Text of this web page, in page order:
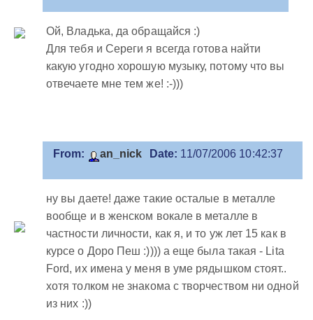
Ой, Владька, да обращайся :)
Для тебя и Сереги я всегда готова найти
какую угодно хорошую музыку, потому что вы
отвечаете мне тем же! :-)))
From: an_nick Date: 11/07/2006 10:42:37
ну вы даете! даже такие осталые в металле
вообще и в женском вокале в металле в
частности личности, как я, и то уж лет 15 как в
курсе о Доро Пеш :)))) а еще была такая - Lita
Ford, их имена у меня в уме рядышком стоят..
хотя толком не знакома с творчеством ни одной
из них :))